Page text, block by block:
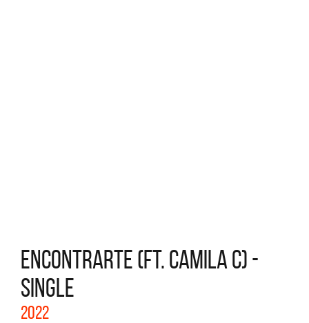
ENCONTRARTE (FT. CAMILA C) -
SINGLE
2022